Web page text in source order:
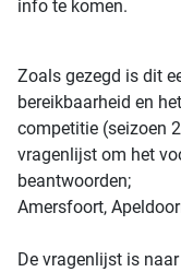
info te komen.
Zoals gezegd is dit
bereikbaarheid en
competitie (seizoen
vragenlijst om het
beantwoorden;
Amersfoort,
De vragenlijst is